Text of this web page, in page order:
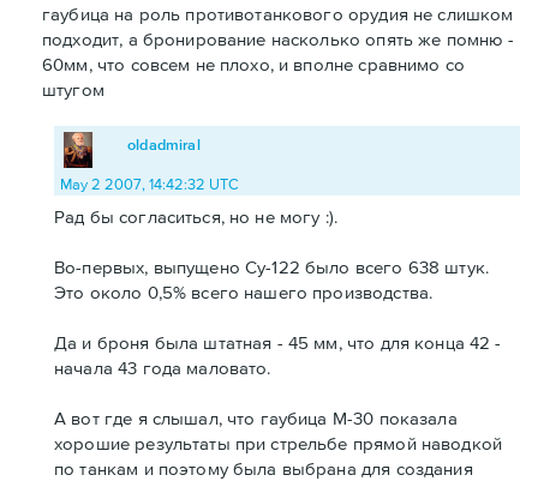
гаубица на роль противотанкового орудия не слишком
подходит, а бронирование насколько опять же помню -
60мм, что совсем не плохо, и вполне сравнимо со
штугом
oldadmiral
May 2 2007, 14:42:32 UTC
Рад бы согласиться, но не могу :).
Во-первых, выпущено Су-122 было всего 638 штук.
Это около 0,5% всего нашего производства.
Да и броня была штатная - 45 мм, что для конца 42 -
начала 43 года маловато.
А вот где я слышал, что гаубица М-30 показала
хорошие результаты при стрельбе прямой наводкой
по танкам и поэтому была выбрана для создания